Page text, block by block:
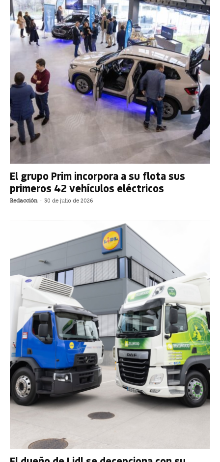
El grupo Prim incorpora a su flota sus
primeros 42 vehículos eléctricos
Redacción - 30 de julio de 2026